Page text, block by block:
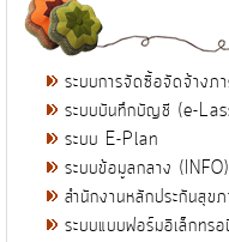
ระบบการจัดซื้อจัดจ้างภ
ระบบบันทึกบัญชี (e-
ระบบ E-Plan
ระบบข้อมูลกลาง (INFO)
สำนักงานหลักประกันสุข
ระบบแบบฟอร์มอิเล็กท